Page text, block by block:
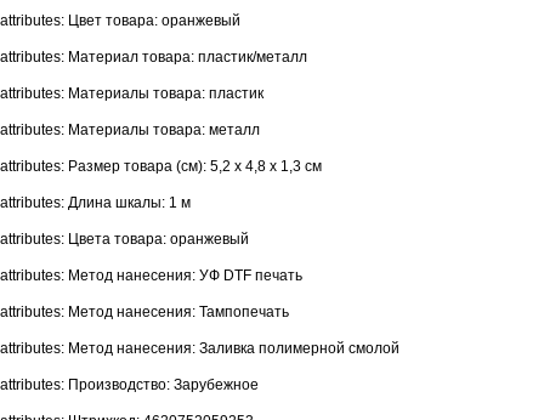
attributes: Цвет товара: оранжевый
attributes: Материал товара: пластик/металл
attributes: Материалы товара: пластик
attributes: Материалы товара: металл
attributes: Размер товара (см): 5,2 х 4,8 х 1,3 см
attributes: Длина шкалы: 1 м
attributes: Цвета товара: оранжевый
attributes: Метод нанесения: УФ DTF печать
attributes: Метод нанесения: Тампопечать
attributes: Метод нанесения: Заливка полимерной смолой
attributes: Производство: Зарубежное